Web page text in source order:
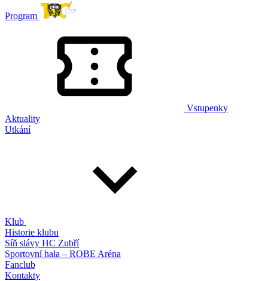
Program
Vstupenky
Aktuality
Utkání
Klub
Historie klubu
Síň slávy HC Zubří
Sportovní hala – ROBE Aréna
Fanclub
Kontakty